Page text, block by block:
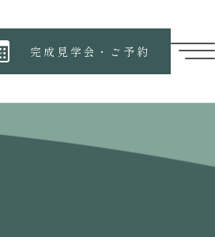
完成見学会・ご予約